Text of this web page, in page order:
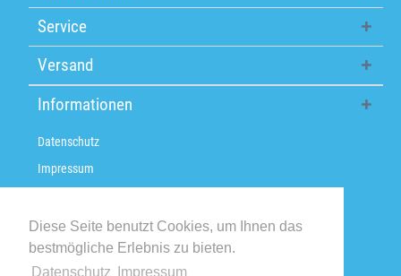
Diese Seite benutzt Cookies, um Ihnen das
bestmögliche Erlebnis zu bieten.
Datenschutz
Impressum
Service
Informationen
Datenschutz
Impressum
Versandkosten / Lieferzeiten
Widerrufsbelehrung
Versand